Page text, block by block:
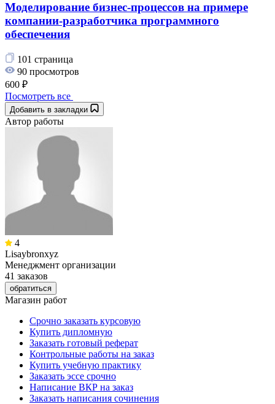
Моделирование бизнес-процессов на примере
компании-разработчика программного
обеспечения
101 страница
90 просмотров
600 ₽
Посмотреть все
Добавить в закладки
Автор работы
4
Lisaybronxyz
Менеджмент организации
41 заказов
обратиться
Магазин работ
Срочно заказать курсовую
Купить дипломную
Заказать готовый реферат
Контрольные работы на заказ
Купить учебную практику
Заказать эссе срочно
Написание ВКР на заказ
Заказать написания сочинения